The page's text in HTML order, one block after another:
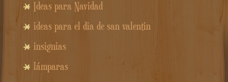
Ideas para Navidad
ideas para el dia de san valentin
insignias
lámparas